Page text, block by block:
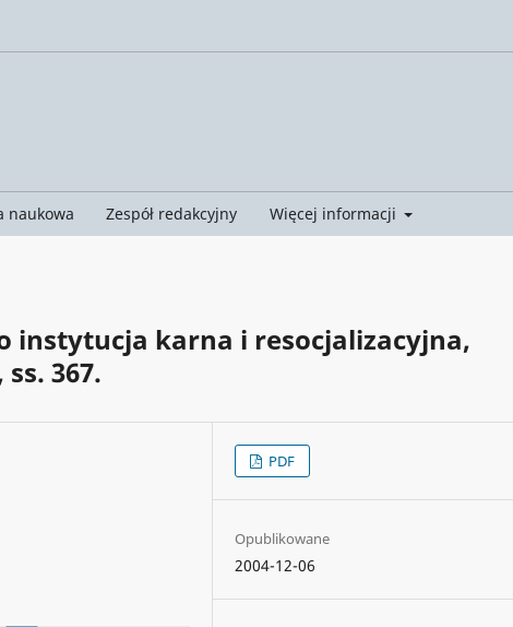
naukowa Zespół redakcyjny Więcej informacji
instytucja karna i resocjalizacyjna,
367.
PDF
Opublikowane
2004-12-06